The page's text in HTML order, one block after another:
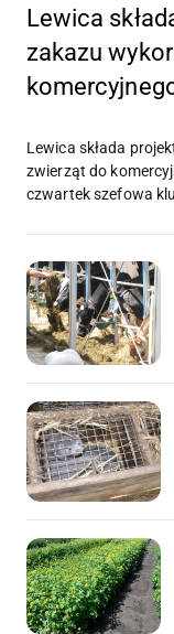
Lewica
zakazu
Lewica składa
zwierząt do
czwartek szefowa